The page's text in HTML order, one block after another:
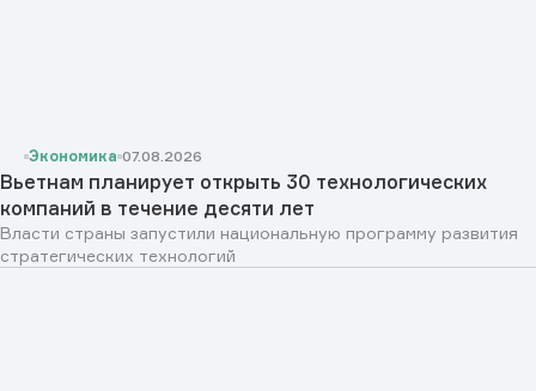
Экономика 07.08.2026
Вьетнам планирует открыть 30 технологических
компаний в течение десяти лет
Власти страны запустили национальную программу развития
стратегических технологий